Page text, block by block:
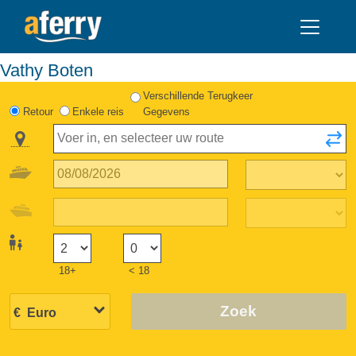
Vathy Boten
Retour Enkele reis
Verschillende Terugkeer
Gegevens
18+ < 18
Zoek